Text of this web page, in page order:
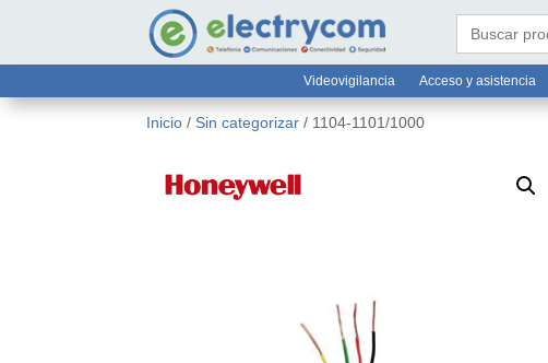
 online@electrycom.mx 33 3826 7812
Buscar:
Videovigilancia Acceso y asistencia
Inicio / Sin categorizar / 1104-1101/1000